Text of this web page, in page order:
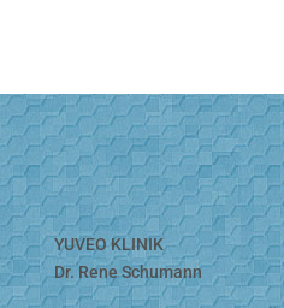
YUVEO KLINIK
Dr. Rene Schumann